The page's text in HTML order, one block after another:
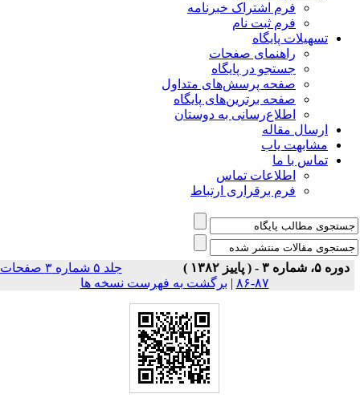
فرم اشتراک خبرنامه
فرم ثبت نام
تسهیلات پایگاه
راهنمای صفحات
جستجو در پایگاه
صفحه پرسش‌های متداول
صفحه برترین‌های پایگاه
اطلاع‌رسانی به دوستان
ارسال مقاله
مشابهت یاب
تماس با ما
اطلاعات تماس
فرم برقراری ارتباط
دوره ۵، شماره ۳ - ( پاییز ۱۳۸۲ )
جلد ۵ شماره ۳ صفحات
۸۷-۸۶
| برگشت به فهرست نسخه ها